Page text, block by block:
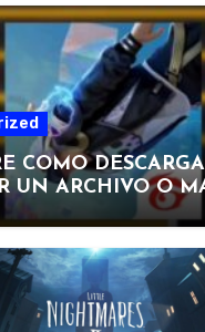
COMO
UN ARCHIVO O